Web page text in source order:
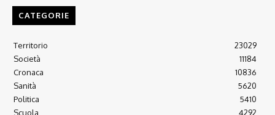
CATEGORIE
Territorio
23029
Società
11184
Cronaca
10836
Sanità
5620
Politica
5410
Scuola
4292